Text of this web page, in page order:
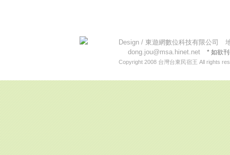
Design / 東遊網數位科技有限公司
dong.jou@msa.hinet.net
* 如欲
Copyright 2008 台灣台東民宿王 All rights